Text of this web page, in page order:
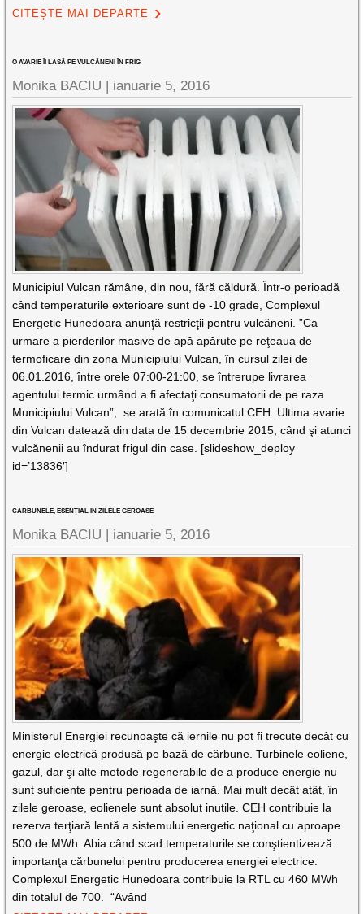
CITEȘTE MAI DEPARTE
O AVARIE ÎI LASĂ PE VULCĂNENI ÎN FRIG
Monika BACIU | ianuarie 5, 2016
Municipiul Vulcan rămâne, din nou, fără căldură. Într-o perioadă
când temperaturile exterioare sunt de -10 grade, Complexul
Energetic Hunedoara anunţă restricţii pentru vulcăneni. ”Ca
urmare a pierderilor masive de apă apărute pe reţeaua de
termoficare din zona Municipiului Vulcan, în cursul zilei de
06.01.2016, între orele 07:00-21:00, se întrerupe livrarea
agentului termic urmând a fi afectaţi consumatorii de pe raza
Municipiului Vulcan”, se arată în comunicatul CEH. Ultima avarie
din Vulcan datează din data de 15 decembrie 2015, când şi atunci
vulcănenii au îndurat frigul din case. [slideshow_deploy
id=’13836′]
CĂRBUNELE, ESENŢIAL ÎN ZILELE GEROASE
Monika BACIU | ianuarie 5, 2016
Ministerul Energiei recunoaşte că iernile nu pot fi trecute decât cu
energie electrică produsă pe bază de cărbune. Turbinele eoliene,
gazul, dar şi alte metode regenerabile de a produce energie nu
sunt suficiente pentru perioada de iarnă. Mai mult decât atât, în
zilele geroase, eolienele sunt absolut inutile. CEH contribuie la
rezerva terţiară lentă a sistemului energetic naţional cu aproape
500 de MWh. Abia când scad temperaturile se conştientizează
importanţa cărbunelui pentru producerea energiei electrice.
Complexul Energetic Hunedoara contribuie la RTL cu 460 MWh
din totalul de 700. “Având